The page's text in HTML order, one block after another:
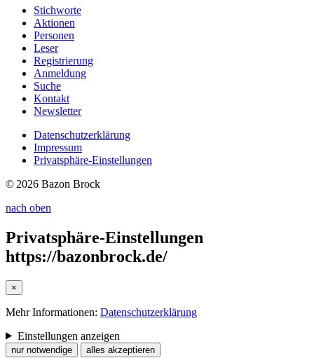
Stichworte
Aktionen
Personen
Leser
Registrierung
Anmeldung
Suche
Kontakt
Newsletter
Datenschutzerklärung
Impressum
Privatsphäre-Einstellungen
© 2026 Bazon Brock
nach oben
Privatsphäre-Einstellungen
https://bazonbrock.de/
×
Mehr Informationen: Datenschutzerklärung
Einstellungen anzeigen
nur notwendige alles akzeptieren